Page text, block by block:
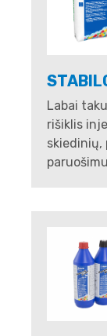
Labai
rišiklis
skiedinių,